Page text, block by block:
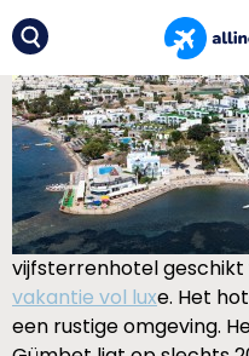
vijfsterrenhotel geschikt
vakantie vol luxe. Het
een rustige omgeving.